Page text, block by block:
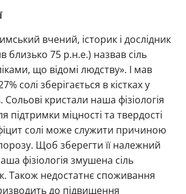
вчений, історик і дослідник
75 р.н.е.) назвав сіль
що відомі людству». І мав
солі зберігається в кістках у
Сольові кристали наша фізіологія
підтримки міцності та твердості
солі може служити причиною
Щоб зберегти її належний
фізіологія змушена сіль
Також недостатнє споживання
до підвищення